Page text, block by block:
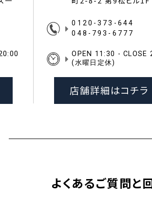
0120-373-644
048-793-6777
OPEN 11:30 - CLOSE
(水曜日定休)
店舗詳細はコチラ
よくあるご質問と